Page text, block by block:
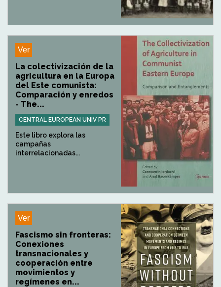
Ver
La colectivización de la
agricultura en la Europa
del Este comunista:
Comparación y enredos
- The...
CENTRAL EUROPEAN UNIV PR
Este libro explora las
campañas
interrelacionadas...
Ver
Fascismo sin fronteras:
Conexiones
transnacionales y
cooperación entre
movimientos y
regímenes en...